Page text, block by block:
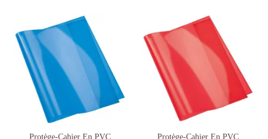
Protège-Cahier En PVC
Protège-Cahier En PVC